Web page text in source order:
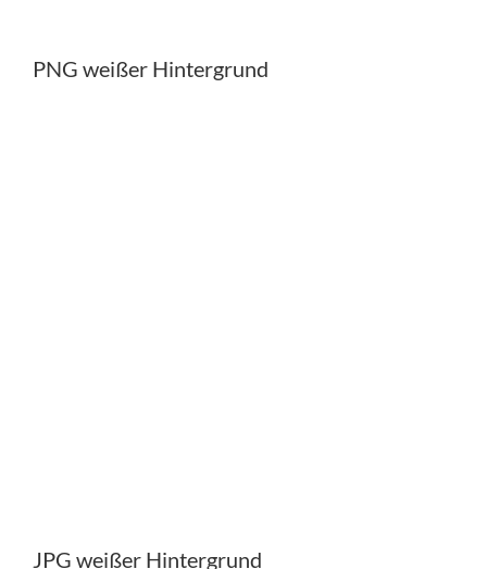
PNG weißer Hintergrund
JPG weißer Hintergrund